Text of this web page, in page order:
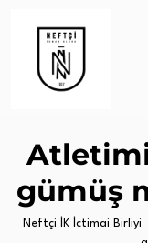
gümüş
Neftçi İK İctimai Birliyi